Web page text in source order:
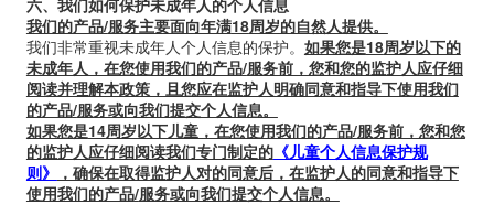
六、我们如何保护未成年人的个人信息
我们的产品/服务主要面向年满18周岁的自然人提供。
我们非常重视未成年人个人信息的保护。 如果您是18周岁以下的
未成年人，在您使用我们的产品/服务前，您和您的监护人应仔细
阅读并理解本政策，且您应在监护人明确同意和指导下使用我们
的产品/服务或向我们提交个人信息。
如果您是14周岁以下儿童，在您使用我们的产品/服务前，您和您
的监护人应仔细阅读我们专门制定的《儿童个人信息保护规
则》
，确保在取得监护人对的同意后，在监护人的同意和指导下
使用我们的产品/服务或向我们提交个人信息。